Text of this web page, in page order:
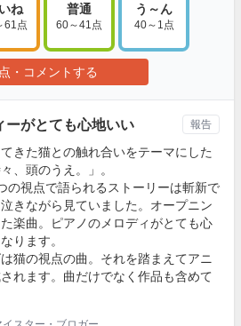
ね
61点
普通
60～41点
う～ん
40～1点
・コメントする
ーがとても心地いい
きた猫との触れ合いをテーマにした
、頭のうえ。」。
の視点で語られるストーリーは斬新で
きながら見ていました。オープニン
楽曲。ピアノのメロディがとても心
ります。
猫の視点の曲。それを踏まえてアニ
れます。曲だけでなく作品も含めて
報告